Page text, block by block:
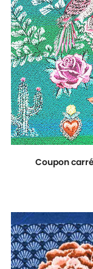
Coupon